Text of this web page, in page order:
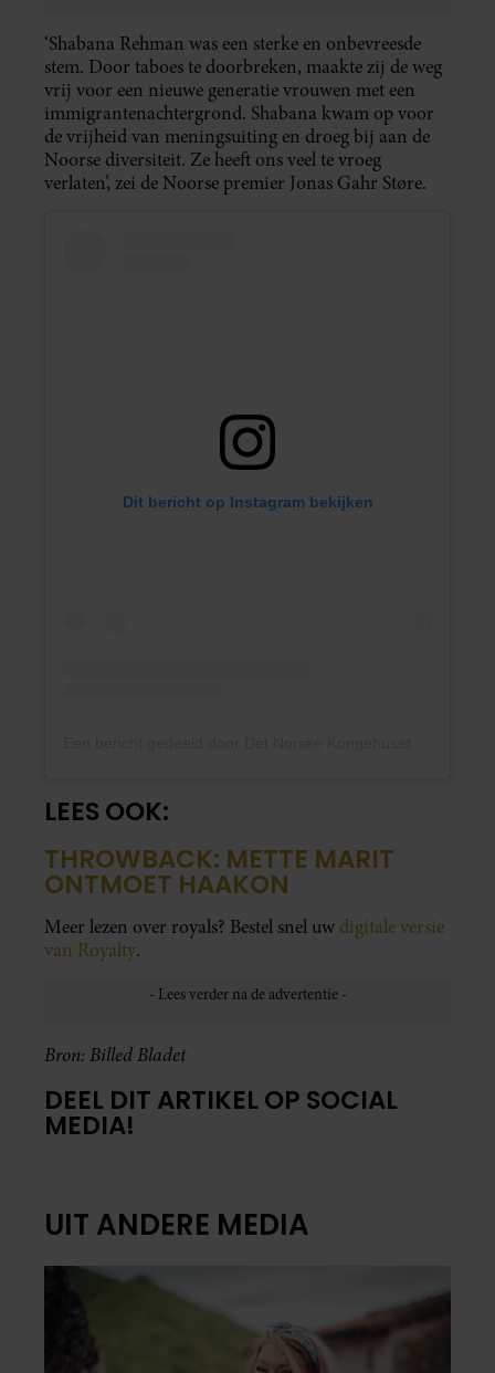
‘Shabana Rehman was een sterke en onbevreesde
stem. Door taboes te doorbreken, maakte zij de weg
vrij voor een nieuwe generatie vrouwen met een
immigrantenachtergrond. Shabana kwam op voor
de vrijheid van meningsuiting en droeg bij aan de
Noorse diversiteit. Ze heeft ons veel te vroeg
verlaten’, zei de Noorse premier Jonas Gahr Støre.
Dit bericht op Instagram bekijken
LEES OOK:
THROWBACK: METTE MARIT
ONTMOET HAAKON
Meer lezen over royals? Bestel snel uw digitale versie
van Royalty.
Bron: Billed Bladet
DEEL DIT ARTIKEL OP SOCIAL
MEDIA!
UIT ANDERE MEDIA